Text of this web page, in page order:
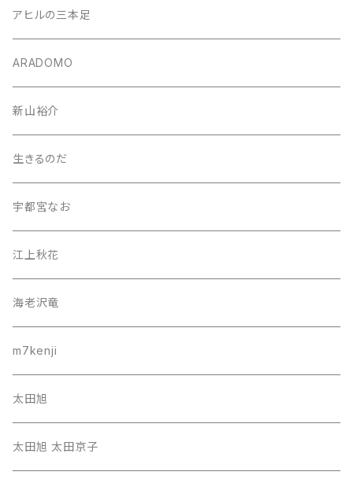
アヒルの三本足
ARADOMO
新山裕介
生きるのだ
宇都宮なお
江上秋花
海老沢竜
m7kenji
太田旭
太田旭 太田京子